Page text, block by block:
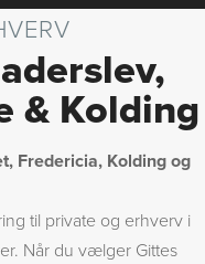
& Kolding
Fredericia, Kolding og
til private og erhverv i
Når du vælger Gittes